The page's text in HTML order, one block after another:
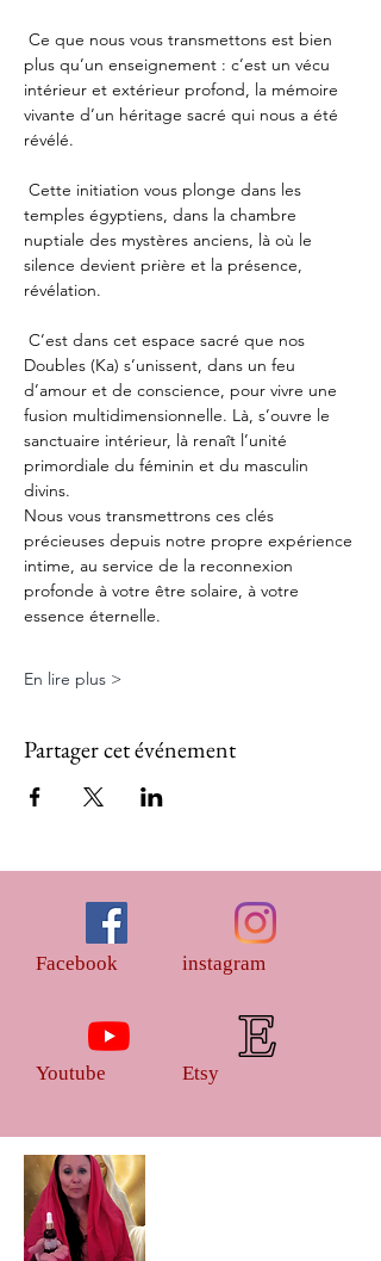
plus qu’un enseignement : c’est un vécu
intérieur et extérieur profond, la mémoire
vivante d’un héritage sacré qui nous a été
révélé.
temples égyptiens, dans la chambre
nuptiale des mystères anciens, là où le
silence devient prière et la présence,
révélation.
Doubles (Ka) s’unissent, dans un feu
d’amour et de conscience, pour vivre une
fusion multidimensionnelle. Là, s’ouvre le
sanctuaire intérieur, là renaît l’unité
primordiale du féminin et du masculin
divins.
Nous vous transmettrons ces clés
précieuses depuis notre propre expérience
intime, au service de la reconnexion
profonde à votre être solaire, à votre
essence éternelle.
En lire plus >
Partager cet événement
Facebook
Youtube
instagram
Etsy